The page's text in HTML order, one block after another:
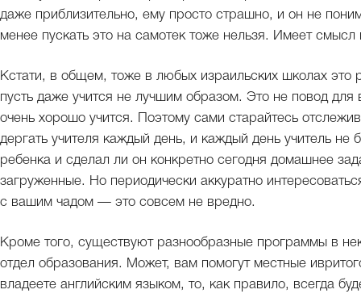
даже приблизительно, ему просто страшно, и он не
менее пускать это на самотек тоже нельзя. Имеет
Кстати, в общем, тоже в любых израильских школах это
пусть даже учится не лучшим образом. Это не повод для
очень хорошо учится. Поэтому сами старайтесь
дергать учителя каждый день, и каждый день учитель не
ребенка и сделал ли он конкретно сегодня домашнее
загруженные. Но периодически аккуратно
с вашим чадом — это совсем не вредно.
Кроме того, существуют разнообразные программы в
отдел образования. Может, вам помогут местные
владеете английским языком, то, как правило, всегда